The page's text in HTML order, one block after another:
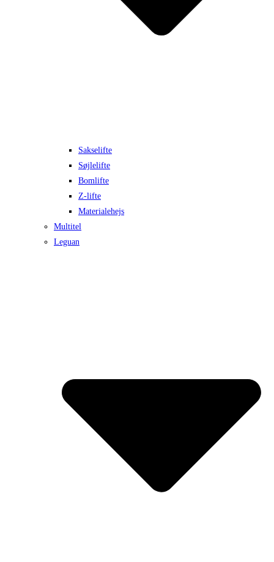
Sakselifte
Søjlelifte
Bomlifte
Z-lifte
Materialehejs
Multitel
Leguan